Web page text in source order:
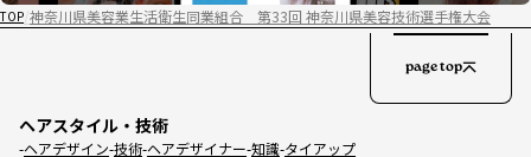
TOP 神奈川県美容業生活衛生同業組合 第33回 神奈川県美容技術選手権大会
ヘアスタイル・技術
ヘアデザイン 技術 ヘアデザイナー 知識 タイアップ
page top